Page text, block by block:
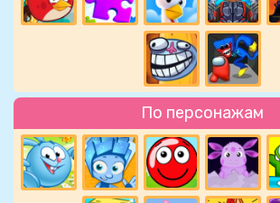
По персонажам